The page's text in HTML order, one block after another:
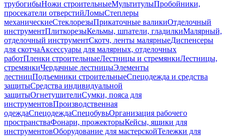
трубогибыНожи строительныеМультитулыПробойники,
просекатели отверстийЛомыСтеплеры
механическиеСтеклорезыПрикаточные валикиОтделочный
инструментПлиткорезыКельмы, шпатели, гладилкиМалярный,
отделочный инструментСкотч, ленты малярныеДиспенсеры
для скотчаАксессуары для малярных, отделочных
работПленки строительныеЛестницы и стремянкиЛестницы,
стремянкиЧердачные лестницыЭлементы
лестницПодъемники строительныеСпецодежда и средства
защитыСредства индивидуальной
защитыОгнетушителиСумки, пояса для
инструментовПроизводственная
одеждаСпецодеждаСпецобувьОрганизация рабочего
пространстваФонари, прожекторыКейсы, ящики для
инструментовОборудование для мастерскойТележки для